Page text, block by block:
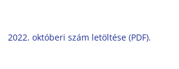
2022. októberi szám letöltése (PDF).